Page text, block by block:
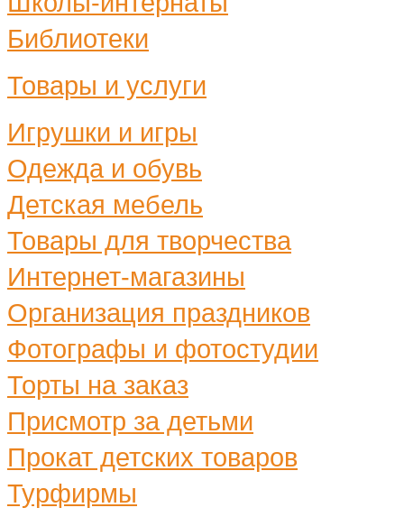
Библиотеки
Товары и услуги
Игрушки и игры
Одежда и обувь
Детская мебель
Товары для творчества
Интернет-магазины
Организация праздников
Фотографы и фотостудии
Торты на заказ
Присмотр за детьми
Прокат детских товаров
Турфирмы